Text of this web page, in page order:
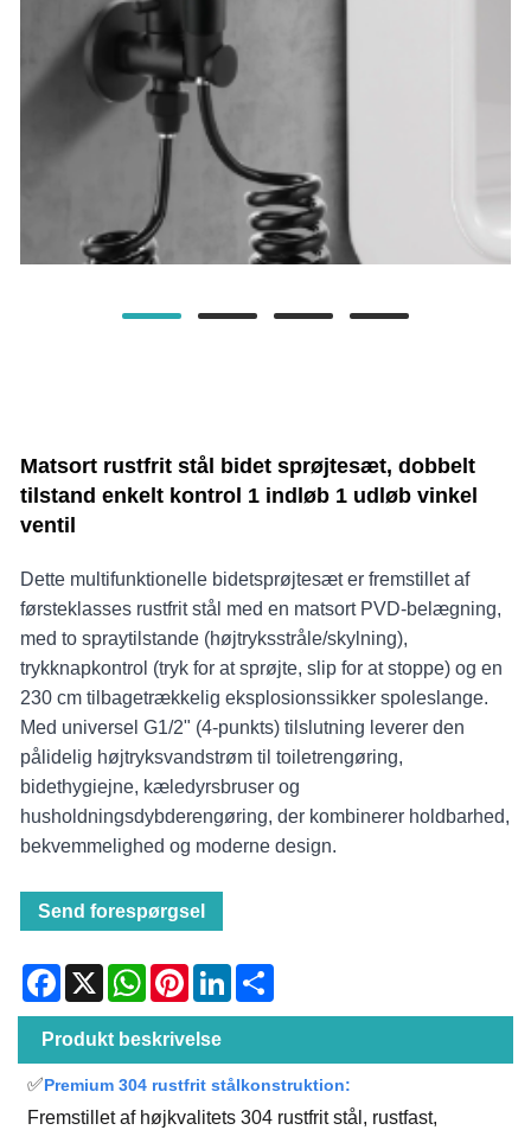
Matsort rustfrit stål bidet sprøjtesæt, dobbelt
tilstand enkelt kontrol 1 indløb 1 udløb vinkel
ventil
Dette multifunktionelle bidetsprøjtesæt er fremstillet af
førsteklasses rustfrit stål med en matsort PVD-belægning,
med to spraytilstande (højtryksstråle/skylning),
trykknapkontrol (tryk for at sprøjte, slip for at stoppe) og en
230 cm tilbagetrækkelig eksplosionssikker spoleslange.
Med universel G1/2" (4-punkts) tilslutning leverer den
pålidelig højtryksvandstrøm til toiletrengøring,
bidethygiejne, kæledyrsbruser og
husholdningsdybderengøring, der kombinerer holdbarhed,
bekvemmelighed og moderne design.
Send forespørgsel
Facebook
X WhatsAppPinterestLinkedIn
Produkt beskrivelse
✅Premium 304 rustfrit stålkonstruktion:
Fremstillet af højkvalitets 304 rustfrit stål, rustfast,